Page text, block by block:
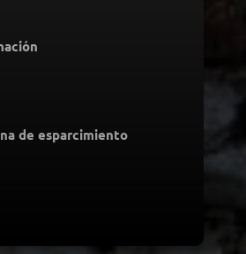
de esparcimiento